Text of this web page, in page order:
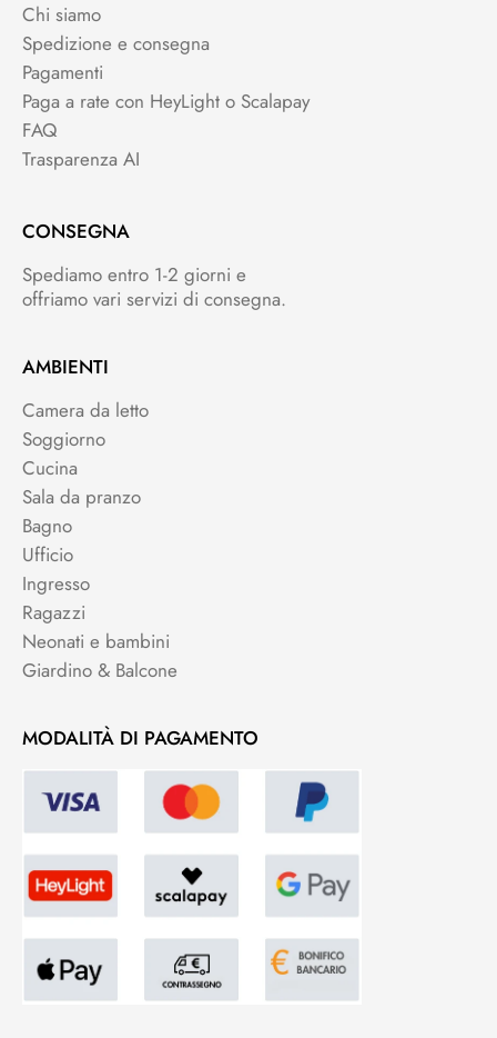
Chi siamo
Spedizione e consegna
Pagamenti
Paga a rate con HeyLight o Scalapay
FAQ
Trasparenza AI
CONSEGNA
Spediamo entro 1-2 giorni e
offriamo vari servizi di consegna.
AMBIENTI
Camera da letto
Soggiorno
Cucina
Sala da pranzo
Bagno
Ufficio
Ingresso
Ragazzi
Neonati e bambini
Giardino & Balcone
MODALITÀ DI PAGAMENTO